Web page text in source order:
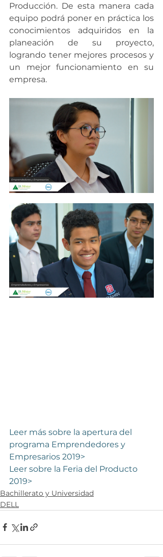
Producción. De esta manera cada
equipo podrá poner en práctica los
conocimientos adquiridos en la
planeación de su proyecto,
logrando tener mejores procesos y
un mejor funcionamiento en su
empresa.
Leer más sobre la apertura del
programa Emprendedores y
Empresarios 2019>
Leer sobre la Feria del Producto
2019>
Bachillerato y Universidad
DELL